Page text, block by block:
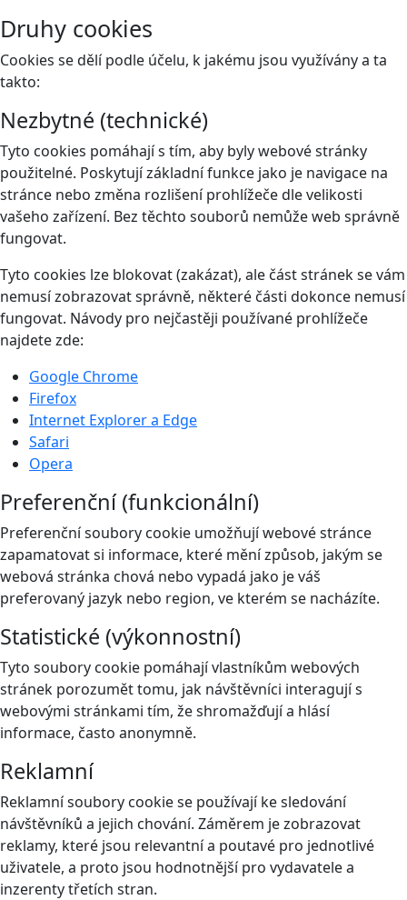
Druhy cookies
Cookies se dělí podle účelu, k jakému jsou využívány a ta
takto:
Nezbytné (technické)
Tyto cookies pomáhají s tím, aby byly webové stránky
použitelné. Poskytují základní funkce jako je navigace na
stránce nebo změna rozlišení prohlížeče dle velikosti
vašeho zařízení. Bez těchto souborů nemůže web správně
fungovat.
Tyto cookies lze blokovat (zakázat), ale část stránek se vám
nemusí zobrazovat správně, některé části dokonce nemusí
fungovat. Návody pro nejčastěji používané prohlížeče
najdete zde:
Google Chrome
Firefox
Internet Explorer a Edge
Safari
Opera
Preferenční (funkcionální)
Preferenční soubory cookie umožňují webové stránce
zapamatovat si informace, které mění způsob, jakým se
webová stránka chová nebo vypadá jako je váš
preferovaný jazyk nebo region, ve kterém se nacházíte.
Statistické (výkonnostní)
Tyto soubory cookie pomáhají vlastníkům webových
stránek porozumět tomu, jak návštěvníci interagují s
webovými stránkami tím, že shromažďují a hlásí
informace, často anonymně.
Reklamní
Reklamní soubory cookie se používají ke sledování
návštěvníků a jejich chování. Záměrem je zobrazovat
reklamy, které jsou relevantní a poutavé pro jednotlivé
uživatele, a proto jsou hodnotnější pro vydavatele a
inzerenty třetích stran.